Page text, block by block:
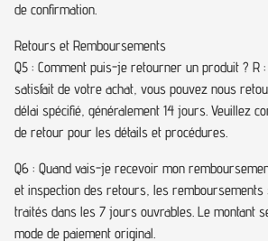
de confirmation.
Retours et Remboursements
Q5 : Comment puis-je retourner un produit ? R
satisfait de votre achat, vous pouvez nous
délai spécifié, généralement 14 jours. Veuillez
de retour pour les détails et procédures.
Q6 : Quand vais-je recevoir mon
et inspection des retours, les remboursements
traités dans les 7 jours ouvrables. Le montant
mode de paiement original.